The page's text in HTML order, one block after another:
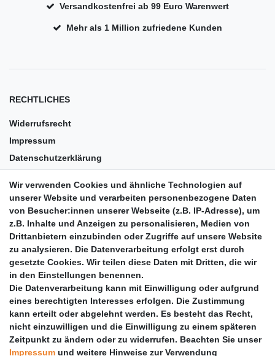
Versandkostenfrei ab 99 Euro Warenwert
Mehr als 1 Million zufriedene Kunden
RECHTLICHES
Widerrufsrecht
Impressum
Datenschutzerklärung
Barrierefreiheit
Anleitungen
Vertrag widerrufen
PARTNER
DHL
GLS
PaketPLUS
Wir verwenden Cookies und ähnliche Technologien auf
unserer Website und verarbeiten personenbezogene Daten
von Besucher:innen unserer Webseite (z.B. IP-Adresse), um
z.B. Inhalte und Anzeigen zu personalisieren, Medien von
Drittanbietern einzubinden oder Zugriffe auf unsere Website
zu analysieren. Die Datenverarbeitung erfolgt erst durch
gesetzte Cookies. Wir teilen diese Daten mit Dritten, die wir
in den Einstellungen benennen.
Die Datenverarbeitung kann mit Einwilligung oder aufgrund
eines berechtigten Interesses erfolgen. Die Zustimmung
kann erteilt oder abgelehnt werden. Es besteht das Recht,
nicht einzuwilligen und die Einwilligung zu einem späteren
Zeitpunkt zu ändern oder zu widerrufen. Beachten Sie unser
Impressum und weitere Hinweise zur Verwendung